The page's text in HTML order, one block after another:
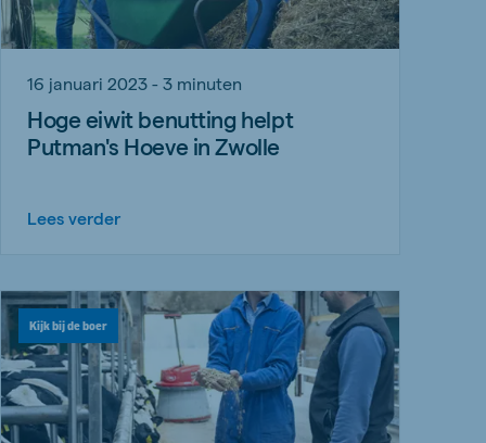
16 januari 2023 - 3 minuten
Hoge eiwit benutting helpt
Putman's Hoeve in Zwolle
Lees verder
Kijk bij de boer